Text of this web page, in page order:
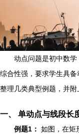
动点问题是初中数
综合性强，要求学生具
整理几类典型例题，并附
一、 单动点与线段长
例题1： 如图，在矩